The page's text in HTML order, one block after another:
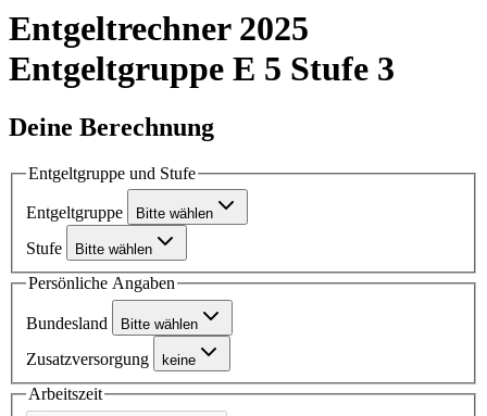
Entgeltrechner 2025
Entgeltgruppe E 5 Stufe 3
Deine Berechnung
Entgeltgruppe und Stufe
Entgeltgruppe Bitte wählen
Stufe Bitte wählen
Persönliche Angaben
Bundesland Bitte wählen
Zusatzversorgung keine
Arbeitszeit